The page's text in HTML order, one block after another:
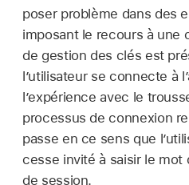
poser problème dans des
imposant le recours à une
de gestion des clés est
l’utilisateur se connecte à
l’expérience avec le
processus de connexion
passe en ce sens que
cesse invité à saisir le mot
de session.